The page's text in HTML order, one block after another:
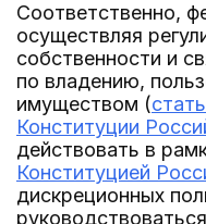
Соответственно,
осуществляя
собственности и
по владению,
имуществом (
Конституции
действовать в
Конституцией
дискреционных